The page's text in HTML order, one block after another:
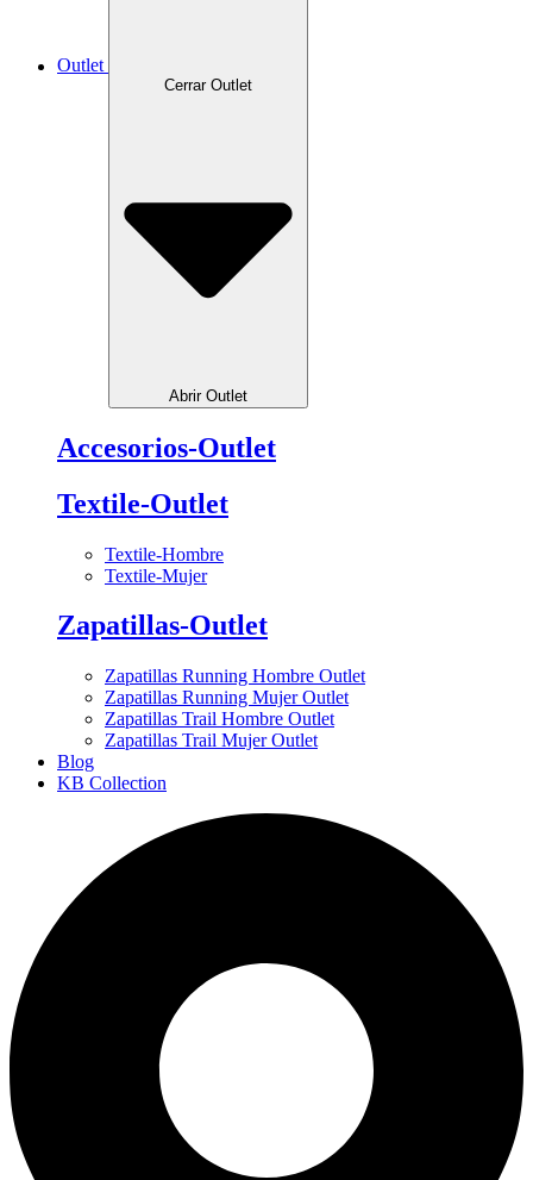
Outlet
Cerrar Outlet
Abrir Outlet
Accesorios-Outlet
Textile-Outlet
Textile-Hombre
Textile-Mujer
Zapatillas-Outlet
Zapatillas Running Hombre Outlet
Zapatillas Running Mujer Outlet
Zapatillas Trail Hombre Outlet
Zapatillas Trail Mujer Outlet
Blog
KB Collection